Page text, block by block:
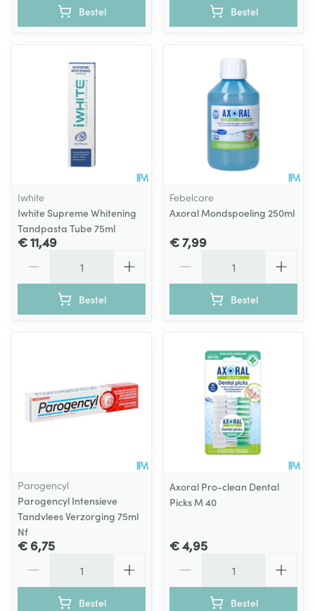
Bestel Bestel
Iwhite
Iwhite Supreme Whitening
Tandpasta Tube 75ml
€ 11,49
Bestel
Febelcare
Axoral Mondspoeling 250ml
€ 7,99
Bestel
Parogencyl
Parogencyl Intensieve
Tandvlees Verzorging 75ml
Nf
€ 6,75
Bestel
Axoral Pro-clean Dental
Picks M 40
€ 4,95
Bestel